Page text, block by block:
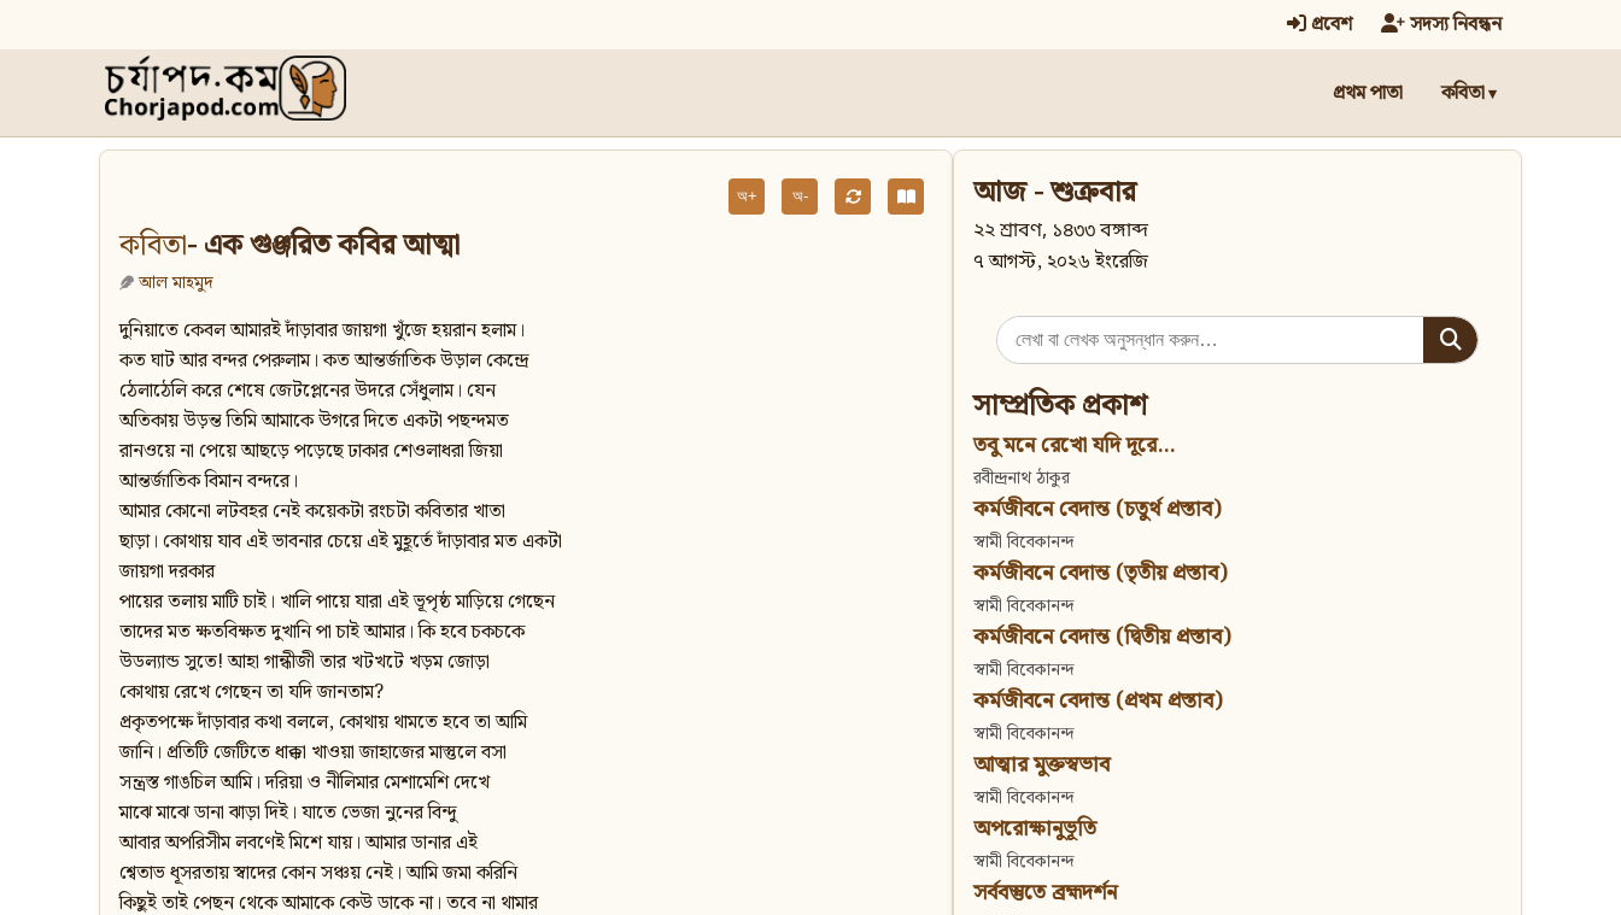
প্রবেশ সদস্য নিবন্ধন
প্রথম পাতা কবিতা
অ+ অ-
কবিতা- এক গুঞ্জরিত কবির আত্মা
আল মাহমুদ
দুনিয়াতে কেবল আমারই দাঁড়াবার জায়গা খুঁজে হয়রান হলাম।
কত ঘাট আর বন্দর পেরুলাম। কত আন্তর্জাতিক উড়াল কেন্দ্রে
ঠেলাঠেলি করে শেষে জেটপ্লেনের উদরে সেঁধুলাম। যেন
অতিকায় উড়ন্ত তিমি আমাকে উগরে দিতে একটা পছন্দমত
রানওয়ে না পেয়ে আছড়ে পড়েছে ঢাকার শেওলাধরা জিয়া
আন্তর্জাতিক বিমান বন্দরে।
আমার কোনো লটবহর নেই কয়েকটা রংচটা কবিতার খাতা
ছাড়া। কোথায় যাব এই ভাবনার চেয়ে এই মুহূর্তে দাঁড়াবার মত একটা
জায়গা দরকার
পায়ের তলায় মাটি চাই। খালি পায়ে যারা এই ভূপৃষ্ঠ মাড়িয়ে গেছেন
তাদের মত ক্ষতবিক্ষত দুখানি পা চাই আমার। কি হবে চকচকে
উডল্যান্ড সুতে! আহা গান্ধীজী তার খটখটে খড়ম জোড়া
কোথায় রেখে গেছেন তা যদি জানতাম?
প্রকৃতপক্ষে দাঁড়াবার কথা বললে, কোথায় থামতে হবে তা আমি
জানি। প্রতিটি জেটিতে ধাক্কা খাওয়া জাহাজের মাস্তুলে বসা
সন্ত্রস্ত গাঙচিল আমি। দরিয়া ও নীলিমার মেশামেশি দেখে
মাঝে মাঝে ডানা ঝাড়া দিই। যাতে ভেজা নুনের বিন্দু
আবার অপরিসীম লবণেই মিশে যায়। আমার ডানার এই
শ্বেতাভ ধূসরতায় স্বাদের কোন সঞ্চয় নেই। আমি জমা করিনি
কিছুই তাই পেছন থেকে আমাকে কেউ ডাকে না। তবে না থামার
আজ - শুক্রবার
২২ শ্রাবণ, ১৪৩৩ বঙ্গাব্দ
৭ আগস্ট, ২০২৬ ইংরেজি
Search
for:
সাম্প্রতিক প্রকাশ
তবু মনে রেখো যদি দূরে...
রবীন্দ্রনাথ ঠাকুর
কর্মজীবনে বেদান্ত (চতুর্থ প্রস্তাব)
স্বামী বিবেকানন্দ
কর্মজীবনে বেদান্ত (তৃতীয় প্রস্তাব)
স্বামী বিবেকানন্দ
কর্মজীবনে বেদান্ত (দ্বিতীয় প্রস্তাব)
স্বামী বিবেকানন্দ
কর্মজীবনে বেদান্ত (প্রথম প্রস্তাব)
স্বামী বিবেকানন্দ
আত্মার মুক্তস্বভাব
স্বামী বিবেকানন্দ
অপরোক্ষানুভূতি
স্বামী বিবেকানন্দ
সর্ববস্তুতে ব্রহ্মদর্শন